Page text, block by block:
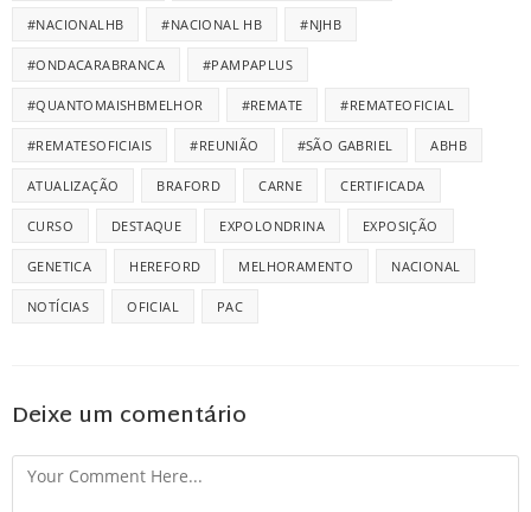
#NACIONALHB #NACIONAL HB #NJHB
#ONDACARABRANCA #PAMPAPLUS
#QUANTOMAISHBMELHOR #REMATE #REMATEOFICIAL
#REMATESOFICIAIS #REUNIÃO #SÃO GABRIEL ABHB
ATUALIZAÇÃO BRAFORD CARNE CERTIFICADA
CURSO DESTAQUE EXPOLONDRINA EXPOSIÇÃO
GENETICA HEREFORD MELHORAMENTO NACIONAL
NOTÍCIAS OFICIAL PAC
Deixe um comentário